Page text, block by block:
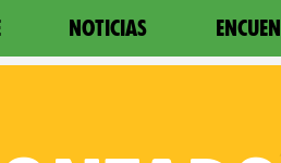
NOTICIAS